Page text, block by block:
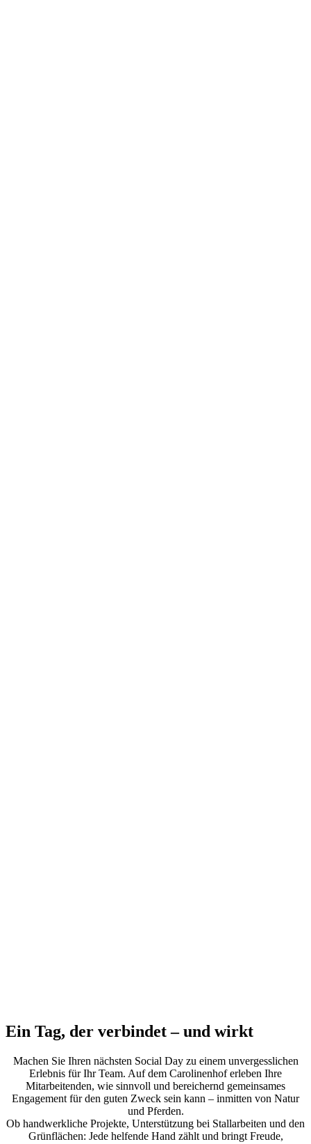
Ein Tag, der verbindet – und wirkt
Machen Sie Ihren nächsten Social Day zu einem unvergesslichen
Erlebnis für Ihr Team. Auf dem Carolinenhof erleben Ihre
Mitarbeitenden, wie sinnvoll und bereichernd gemeinsames
Engagement für den guten Zweck sein kann – inmitten von Natur
und Pferden.
Ob handwerkliche Projekte, Unterstützung bei Stallarbeiten und den
Grünflächen: Jede helfende Hand zählt und bringt Freude,